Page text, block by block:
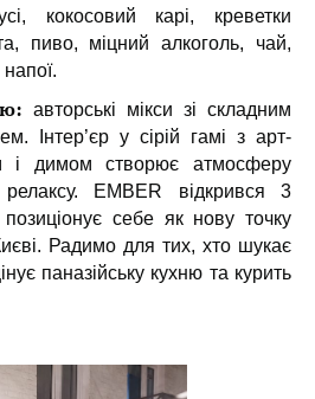
кокосовий карі, креветки
пиво, міцний алкоголь, чай,
авторські мікси зі складним
Інтер’єр у сірій гамі з арт-
і димом створює атмосферу
релаксу. EMBER відкрився 3
себе як нову точку
Радимо для тих, хто шукає
паназійську кухню та курить